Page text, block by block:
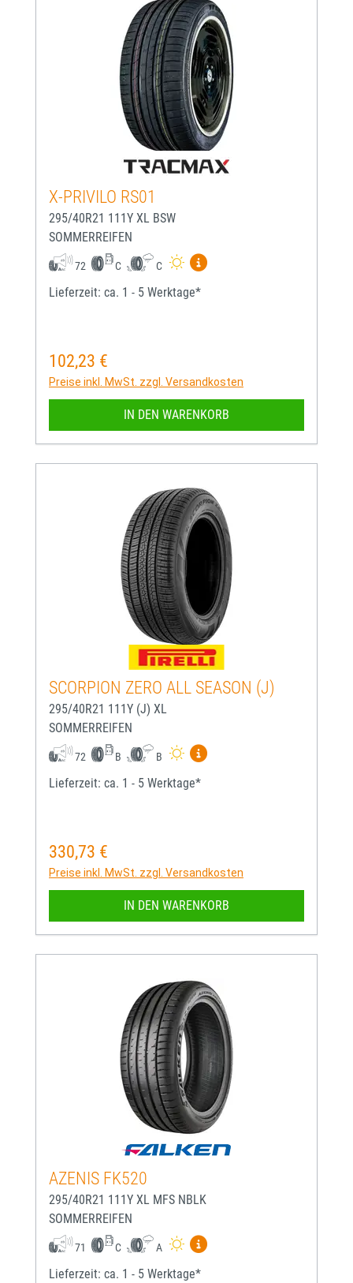
X-PRIVILO RS01
295/40R21 111Y XL BSW
SOMMERREIFEN
72 C C
Mehr Informationen zum
Lieferzeit: ca. 1 - 5 Werktage*
Regulärer Preis:
102,23 €
Preise inkl. MwSt. zzgl. Versandkosten
IN DEN WARENKORB
SCORPION ZERO ALL SEASON (J)
295/40R21 111Y (J) XL
SOMMERREIFEN
72 B B
Mehr Informationen zum
Lieferzeit: ca. 1 - 5 Werktage*
Regulärer Preis:
330,73 €
Preise inkl. MwSt. zzgl. Versandkosten
IN DEN WARENKORB
AZENIS FK520
295/40R21 111Y XL MFS NBLK
SOMMERREIFEN
71 C A
Mehr Informationen zum
Lieferzeit: ca. 1 - 5 Werktage*